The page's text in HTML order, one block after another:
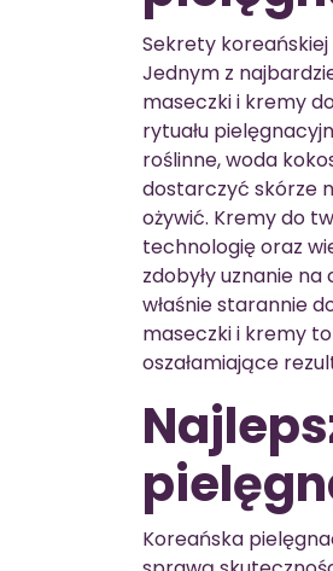
Sekrety
Jednym z
maseczki i kremy
rytuału
roślinne, woda
dostarczyć skórze
ożywić. Kremy do
technologię oraz
zdobyły uznanie
właśnie starannie
maseczki i kremy
oszałamiające
Koreańska